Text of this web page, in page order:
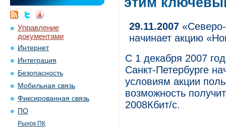
Управление
документами
Интернет
Интеграция
Безопасность
Мобильная связь
Фиксированная связь
ПО
Рынок ПК
29.11.2007
начинает акцию
С 1 декабря 2007
Санкт-Петербурге
условиям акции
возможность
2008Кбит/с.